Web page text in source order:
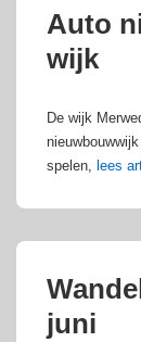
Auto
wijk
De wijk
spelen, lees
juni